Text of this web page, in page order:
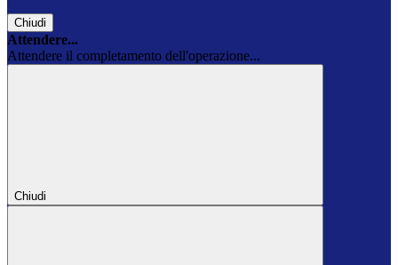
Chiudi
Attendere...
Attendere il completamento dell'operazione...
Chiudi